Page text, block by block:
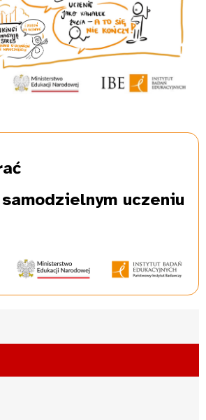
uczeniu